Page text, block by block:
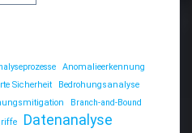
Anomalieerkennung
Sicherheit
Bedrohungsanalyse
Branch-and-Bound
Datenanalyse